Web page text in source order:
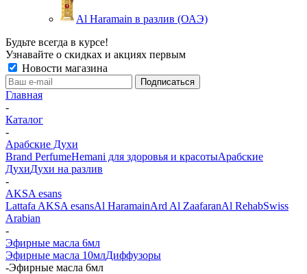
Al Haramain в разлив (ОАЭ)
Будьте всегда в курсе!
Узнавайте о скидках и акциях первым
Новости магазина
Главная
-
Каталог
-
Арабские Духи
Brand PerfumeHemani для здоровья и красотыАрабские
ДухиДухи на разлив
-
AKSA esans
Lattafa AKSA esansAl HaramainArd Al ZaafaranAl RehabSwiss
Arabian
-
Эфирные масла 6мл
Эфирные масла 10млДиффузоры
-Эфирные масла 6мл